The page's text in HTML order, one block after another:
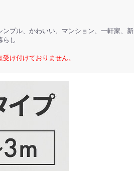
プル、かわいい、マンション、一軒家、新
らし
け付けておりません。